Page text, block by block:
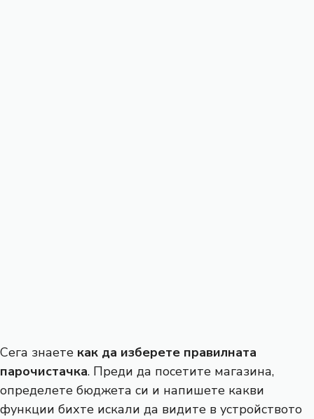
Сега знаете как да изберете правилната
парочистачка. Преди да посетите магазина,
определете бюджета си и напишете какви
функции бихте искали да видите в устройството